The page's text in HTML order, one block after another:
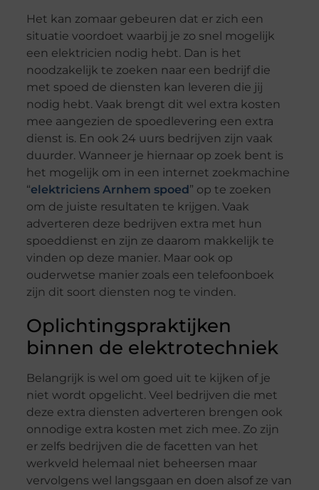
Het kan zomaar gebeuren dat er zich een
situatie voordoet waarbij je zo snel mogelijk
een elektricien nodig hebt. Dan is het
noodzakelijk te zoeken naar een bedrijf die
met spoed de diensten kan leveren die jij
nodig hebt. Vaak brengt dit wel extra kosten
mee aangezien de spoedlevering een extra
dienst is. En ook 24 uurs bedrijven zijn vaak
duurder. Wanneer je hiernaar op zoek bent is
het mogelijk om in een internet zoekmachine
“elektriciens Arnhem spoed” op te zoeken
om de juiste resultaten te krijgen. Vaak
adverteren deze bedrijven extra met hun
spoeddienst en zijn ze daarom makkelijk te
vinden op deze manier. Maar ook op
ouderwetse manier zoals een telefoonboek
zijn dit soort diensten nog te vinden.
Oplichtingspraktijken
binnen de elektrotechniek
Belangrijk is wel om goed uit te kijken of je
niet wordt opgelicht. Veel bedrijven die met
deze extra diensten adverteren brengen ook
onnodige extra kosten met zich mee. Zo zijn
er zelfs bedrijven die de facetten van het
werkveld helemaal niet beheersen maar
vervolgens wel langsgaan en doen alsof ze van